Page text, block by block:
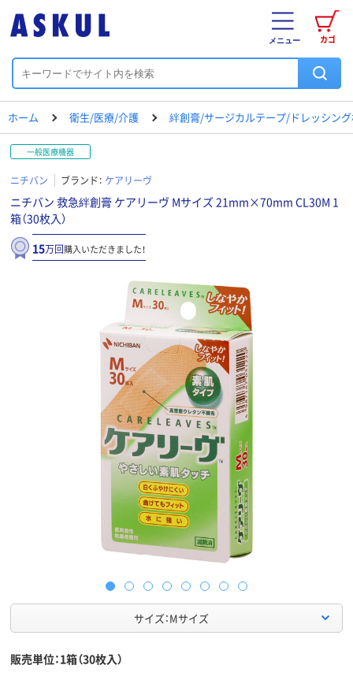
カゴ
メニュー
ホーム 衛生/医療/介護 絆創膏/サージカルテープ/ドレッシン
一般医療機器
ニチバン ブランド： ケアリーヴ
ニチバン 救急絆創膏 ケアリーヴ Mサイズ 21mm×70mm CL30M 1
箱（30枚入）
15万回購入いただきました！
サイズ：Mサイズ
販売単位：1箱（30枚入）